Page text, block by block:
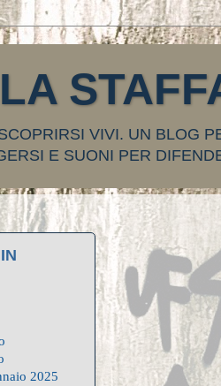
VIVI. UN BLOG
E SUONI PER
2025